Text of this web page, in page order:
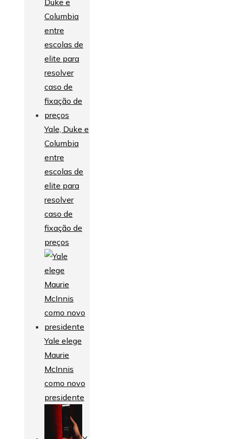
Yale, Duke e
Columbia
entre
escolas de
elite para
resolver
caso de
fixação de
preços
Yale elege
Maurie
McInnis
como novo
presidente